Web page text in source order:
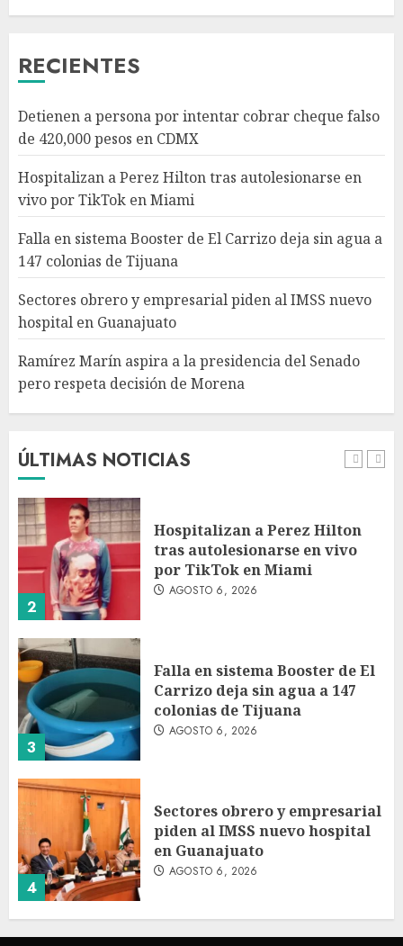
RECIENTES
Detienen a persona por intentar cobrar cheque falso
de 420,000 pesos en CDMX
Hospitalizan a Perez Hilton tras autolesionarse en
vivo por TikTok en Miami
Falla en sistema Booster de El Carrizo deja sin agua a
147 colonias de Tijuana
Sectores obrero y empresarial piden al IMSS nuevo
hospital en Guanajuato
Ramírez Marín aspira a la presidencia del Senado
pero respeta decisión de Morena
ÚLTIMAS NOTICIAS
4
Sectores obrero y empresarial
piden al IMSS nuevo hospital
en Guanajuato
AGOSTO 6, 2026
5
Ramírez Marín aspira a la
presidencia del Senado pero
respeta decisión de Morena
AGOSTO 6, 2026
1
Detienen a persona por
intentar cobrar cheque falso
AGOSTO 6, 2026
2
Hospitalizan a Perez Hilton
tras autolesionarse en vivo
por TikTok en Miami
AGOSTO 6, 2026
3
Falla en sistema Booster de El
Carrizo deja sin agua a 147
colonias de Tijuana
AGOSTO 6, 2026
4
Sectores obrero y empresarial
piden al IMSS nuevo hospital
en Guanajuato
AGOSTO 6, 2026